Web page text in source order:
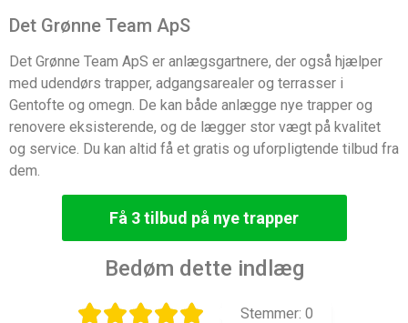
Det Grønne Team ApS
Det Grønne Team ApS er anlægsgartnere, der også hjælper
med udendørs trapper, adgangsarealer og terrasser i
Gentofte og omegn. De kan både anlægge nye trapper og
renovere eksisterende, og de lægger stor vægt på kvalitet
og service. Du kan altid få et gratis og uforpligtende tilbud fra
dem.
Få 3 tilbud på nye trapper
Bedøm dette indlæg
Stemmer: 0